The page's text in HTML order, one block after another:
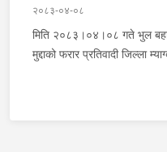
मोटरसाइकल चालक जिल्ला मोरङ
३० को अभिषेक कुमार पण्डित
चितवन पठाएको,
२०८३-०४-०८
मिति २०८३।०४।०८ गते भुल
मुद्दाको फरार प्रतिवादी जिल्ला